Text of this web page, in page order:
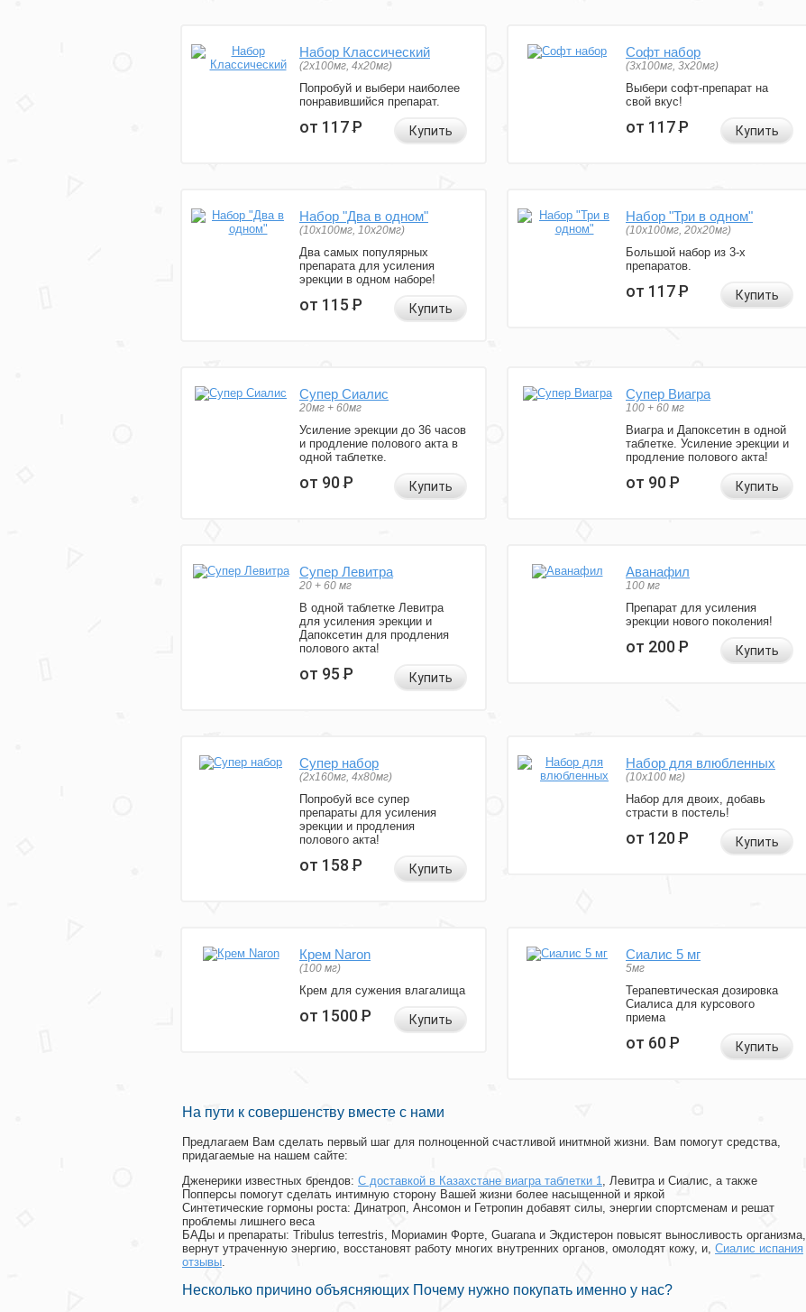
Набор Классический
(2x100мг, 4x20мг)
Попробуй и выбери наиболее
понравившийся препарат.
от 117Р Купить
Софт набор
(3x100мг, 3x20мг)
Выбери софт-препарат на
свой вкус!
от 117Р Купить
Набор "Два в одном"
(10x100мг, 10x20мг)
Два самых популярных
препарата для усиления
эрекции в одном наборе!
от 115Р Купить
Набор "Три в одном"
(10x100мг, 20x20мг)
Большой набор из 3-х
препаратов.
от 117Р Купить
Супер Сиалис
20мг + 60мг
Усиление эрекции до 36 часов
и продление полового акта в
одной таблетке.
от 90Р Купить
Супер Виагра
100 + 60 мг
Виагра и Дапоксетин в одной
таблетке. Усиление эрекции и
продление полового акта!
от 90Р Купить
Супер Левитра
20 + 60 мг
В одной таблетке Левитра
для усиления эрекции и
Дапоксетин для продления
полового акта!
от 95Р Купить
Аванафил
100 мг
Препарат для усиления
эрекции нового поколения!
от 200Р Купить
Супер набор
(2х160мг, 4х80мг)
Попробуй все супер
препараты для усиления
эрекции и продления
полового акта!
от 158Р Купить
Набор для влюбленных
(10х100 мг)
Набор для двоих, добавь
страсти в постель!
от 120Р Купить
Крем Naron
(100 мг)
Крем для сужения влагалища
от 1500Р Купить
Сиалис 5 мг
5мг
Терапевтическая дозировка
Сиалиса для курсового
приема
от 60Р Купить
На пути к совершенству вместе с нами
Предлагаем Вам сделать первый шаг для полноценной счастливой инитмной жизни. Вам помогут средства,
придагаемые на нашем сайте:
Дженерики известных брендов: С доставкой в Казахстане виагра таблетки 1, Левитра и Сиалис, а также
Попперсы помогут сделать интимную сторону Вашей жизни более насыщенной и яркой
Синтетические гормоны роста: Динатроп, Ансомон и Гетропин добавят силы, энергии спортсменам и решат
проблемы лишнего веса
БАДы и препараты: Tribulus terrestris, Мориамин Форте, Guarana и Экдистерон повысят выносливость организма,
вернут утраченную энергию, восстановят работу многих внутренних органов, омолодят кожу, и, Сиалис испания
отзывы.
Несколько причино объясняющих Почему нужно покупать именно у нас?